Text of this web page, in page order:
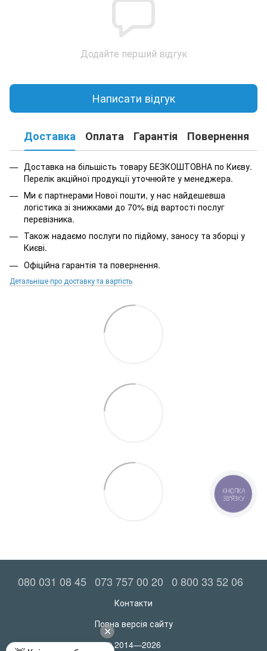
Додайте перший відгук
Написати відгук
Доставка Оплата Гарантія Повернення
Доставка на більшість товару БЕЗКОШТОВНА по Києву.
Перелік акційної продукції уточнюйте у менеджера.
Ми є партнерами Нової пошти, у нас найдешевша
логістика зі знижками до 70% від вартості послуг
перевізника.
Також надаємо послуги по підйому, заносу та зборці у
Києві.
Офіційна гарантія та повернення.
Детальніше про доставку та вартість
080 031 08 45 073 757 00 20 0 800 33 52 06
Контакти
Повна версія сайту
© 2014—2026
КНОПКА
ЗВ'ЯЗКУ